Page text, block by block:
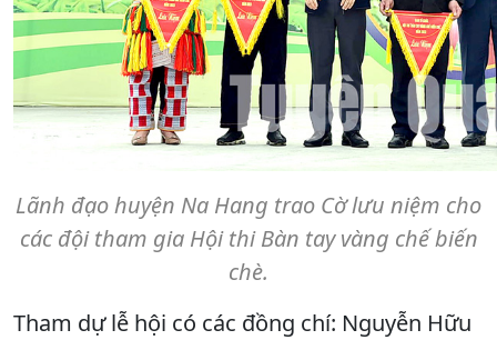
Lãnh đạo huyện Na Hang trao Cờ lưu niệm cho
các đội tham gia Hội thi Bàn tay vàng chế biến
chè.
Tham dự lễ hội có các đồng chí: Nguyễn Hữu